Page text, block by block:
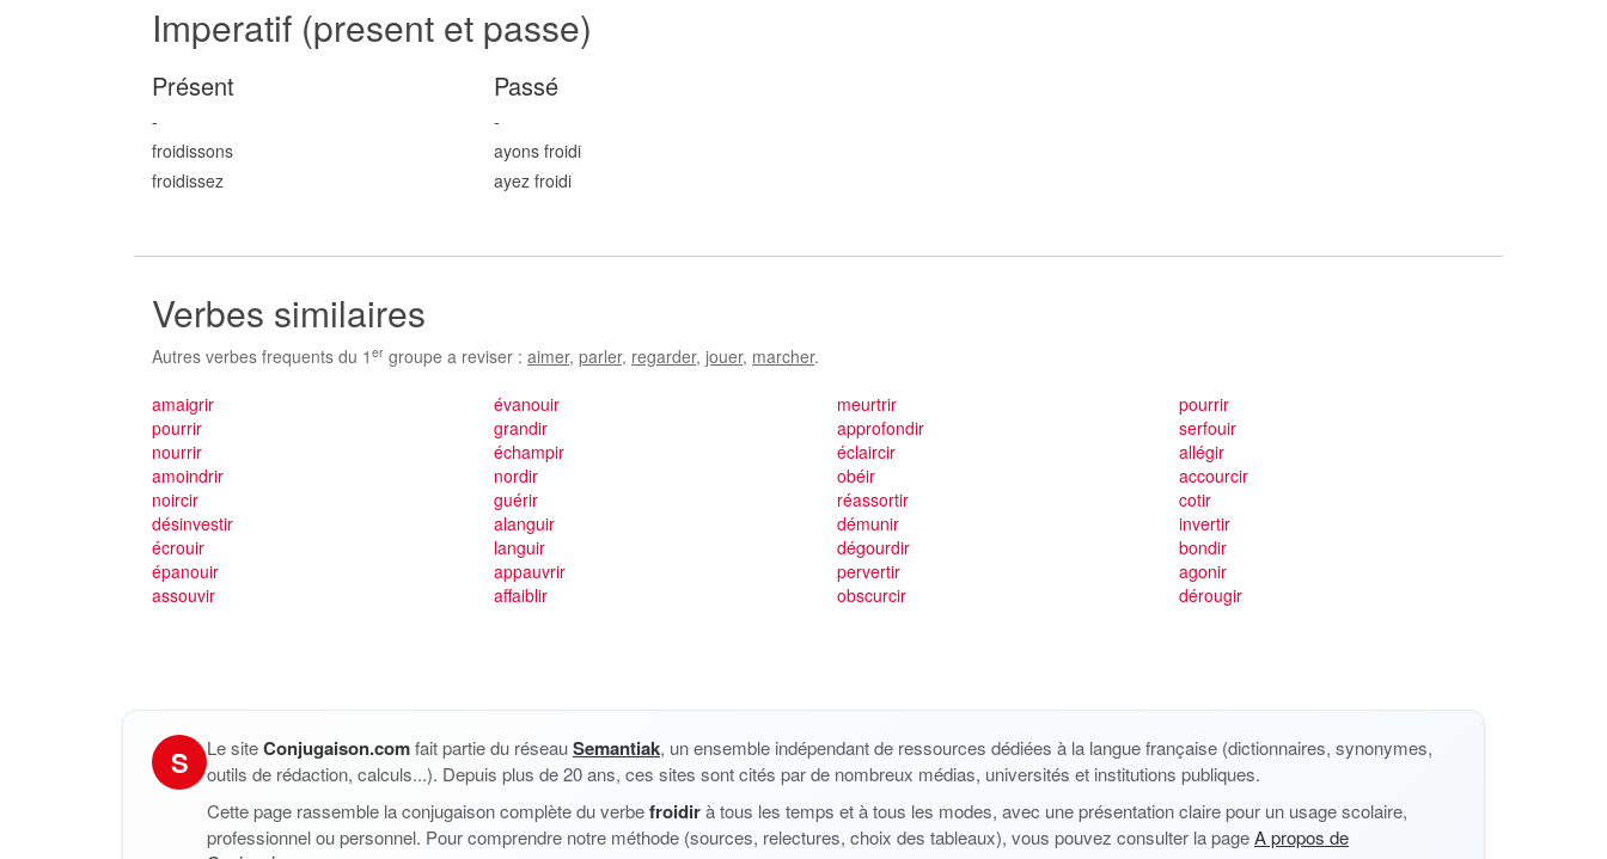
Imperatif (present et passe)
Présent
-
froidissons
froidissez
Passé
-
ayons froidi
ayez froidi
Verbes similaires
Autres verbes frequents du 1 er groupe a reviser : aimer, parler, regarder, jouer, marcher.
amaigrir
pourrir
nourrir
amoindrir
noircir
désinvestir
écrouir
épanouir
assouvir
évanouir
grandir
échampir
nordir
guérir
alanguir
languir
appauvrir
affaiblir
meurtrir
approfondir
éclaircir
obéir
réassortir
démunir
dégourdir
pervertir
obscurcir
pourrir
serfouir
allégir
accourcir
cotir
invertir
bondir
agonir
dérougir
S Le siteConjugaison.comfait partie du réseauSemantiak, un ensemble indépendant de ressources dédiées à la langue française (dictionnaires, synonymes,
outils de rédaction, calculs...). Depuis plus de 20 ans, ces sites sont cités par de nombreux médias, universités et institutions publiques.
Cette page rassemble la conjugaison complète du verbefroidirà tous les temps et à tous les modes, avec une présentation claire pour un usage scolaire,
professionnel ou personnel. Pour comprendre notre méthode (sources, relectures, choix des tableaux), vous pouvez consulter la pageA propos de